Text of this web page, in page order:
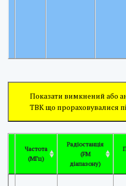
Показати вимкнений або
ТВК що прораховувалися
Частота
(МГц)
Радіостанція
(FM
діапазону)